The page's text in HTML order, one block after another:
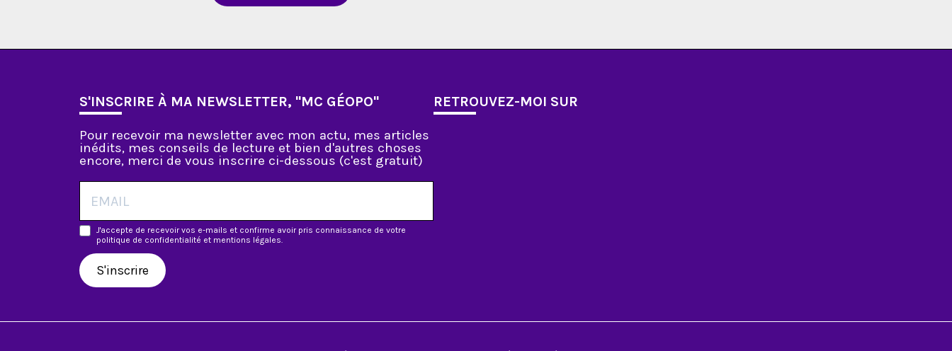
S'INSCRIRE À MA NEWSLETTER, "MC GÉOPO"
Pour recevoir ma newsletter avec mon actu, mes articles
inédits, mes conseils de lecture et bien d'autres choses
encore, merci de vous inscrire ci-dessous (c'est gratuit)
J'accepte de recevoir vos e-mails et confirme avoir pris connaissance de votre
politique de confidentialité et mentions légales.
S'inscrire
RETROUVEZ-MOI SUR